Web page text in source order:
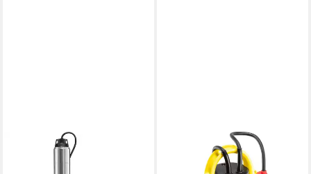
Tiefbrunnenpumpe TDP 750
Klarwasserpumpe